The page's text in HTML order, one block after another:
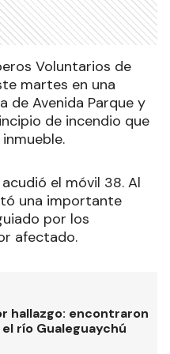
Voluntarios de
martes en una
de Avenida Parque y
de incendio que
el móvil 38. Al
una importante
por los
afectado.
hallazgo: encontraron
río Gualeguaychú